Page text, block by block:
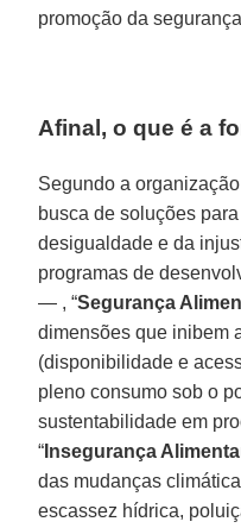
promoção da
Afinal, o que é a
Segundo a
busca de soluções
desigualdade e da
programas de
— , “Segurança
dimensões que inibem
(disponibilidade e
pleno consumo sob o
sustentabilidade em
“ Insegurança
das mudanças
escassez hídrica,